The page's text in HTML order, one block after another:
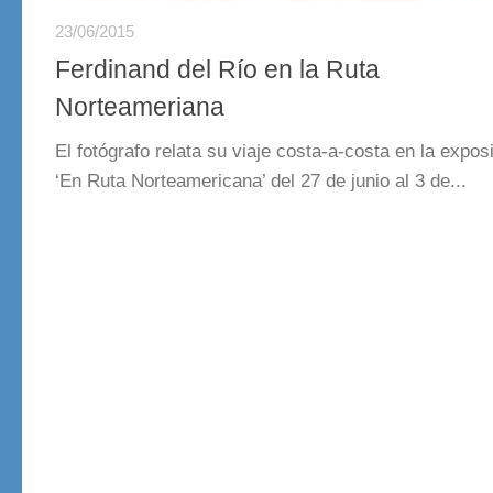
23/06/2015
Ferdinand del Río en la Ruta
Norteameriana
El fotógrafo relata su viaje costa-a-costa en la
‘En Ruta Norteamericana’ del 27 de junio al 3 de...